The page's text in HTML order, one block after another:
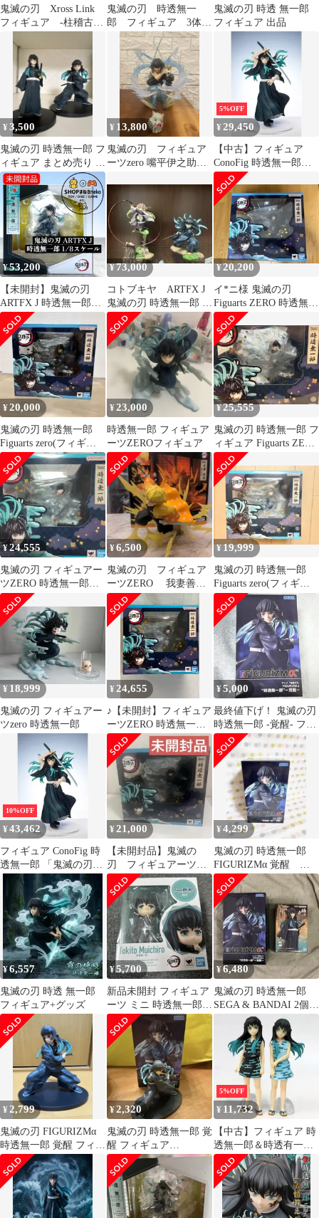
鬼滅の刃 Xross Link
フィギュア -柱稽古
鬼滅の刃 時透無一
郎 フィギュア 3体ま
とめ売り 一番くじ
鬼滅の刃 時透 無一郎
フィギュア 出品
¥3,500
鬼滅の刃 時透無一郎 フ
ィギュア まとめ売り 2
点 お値下げしました
¥ 13,800
鬼滅の刃 フィギュア
ーツzero 嘴平伊之助
5%OFF
¥ 29,450
【中古】フィギュア
ConoFig 時透無一郎
「鬼滅の刃」
ANIPLEX+限定
¥53,200
【未開封】鬼滅の刃
ARTFX J 時透無一郎
1/8スケール フィギュア
コトブキヤ #nn
¥73,000
コトブキヤ ARTFX J
鬼滅の刃 時透無一郎 甘
露寺蜜璃 フィギュア
¥20,200
イ*ニ様 鬼滅の刃
Figuarts ZERO 時透無一
郎 TAMASHII
¥20,000
鬼滅の刃 時透無一郎
Figuarts zero(フィギュ
アーツゼロ)
¥23,000
時透無一郎 フィギュア
ーツZEROフィギュア
¥25,555
鬼滅の刃 時透無一郎 フ
ィギュア Figuarts ZERO
フィギュアーツ
¥24,555
鬼滅の刃 フィギュアー
ツZERO 時透無一郎
figuarts zero
¥6,500
鬼滅の刃 フィギュア
ーツZERO 我妻善逸
雷の呼吸
¥19,999
鬼滅の刃 時透無一郎
Figuarts zero(フィギュ
アーツゼロ)
¥18,999
鬼滅の刃 フィギュアー
ツzero 時透無一郎
¥ 24,655
♪【未開封】フィギュア
ーツZERO 時透無一郎
「鬼滅の刃」■＊同梱不
可
¥5,000
最終値下げ！ 鬼滅の刃
時透無一郎 -覚醒- フィ
ギュア
10%OFF
¥43,462
フィギュア ConoFig 時
透無一郎 「鬼滅の刃」
ANIPLEX+限定【10日
以内発送】
¥21,000
【未開封品】鬼滅の
刃 フィギュアーツ
ZERO 時透無一郎
¥4,299
鬼滅の刃 時透無一郎
FIGURIZMα 覚醒 フ
ィギュア
¥6,557
鬼滅の刃 時透 無一郎
フィギュア+グッズ
¥5,700
新品未開封 フィギュア
ーツ ミニ 時透無一郎
フィギュア figuarts
¥6,480
鬼滅の刃 時透無一郎
SEGA & BANDAI 2個
セット フィギュア
¥ 2,799
鬼滅の刃 FIGURIZMα
時透無一郎 覚醒 フィギ
ュア
¥2,320
鬼滅の刃 時透無一郎 覚
醒 フィギュア
FIGURIZMα
5%OFF
¥ 11,732
【中古】フィギュア 時
透無一郎＆時透有一郎
「一番くじ 鬼滅の刃 ～
ふめつのきずな～」 C
賞 フィギュア